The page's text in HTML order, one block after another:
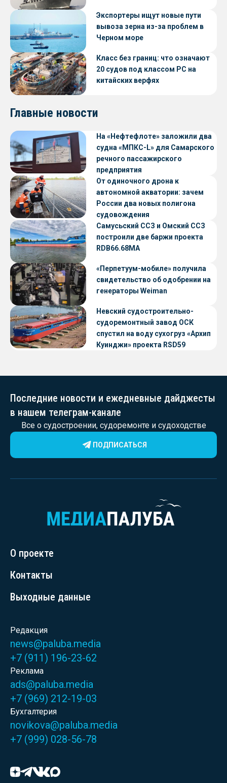
Экспортеры ищут новые пути
вывоза зерна из-за проблем в
Черном море
Класс без границ: что означают
20 судов под классом РС на
китайских верфях
Главные новости
На «Нефтефлоте» заложили два
судна «МПКС-L» для Самарского
речного пассажирского
предприятия
От одиночного дрона к
автономной акватории: зачем
России два новых полигона
судовождения
Самусьский ССЗ и Омский ССЗ
построили две баржи проекта
RDB66.68МА
«Перпетуум-мобиле» получила
свидетельство об одобрении на
генераторы Weiman
Невский судостроительно-
судоремонтный завод ОСК
спустил на воду сухогруз «Архип
Куинджи» проекта RSD59
Последние новости и ежедневные дайджесты
в нашем телеграм-канале
Все о судостроении, судоремонте и судоходстве
ПОДПИСАТЬСЯ
О проекте
Контакты
Выходные данные
Редакция
news@paluba.media
+7 (911) 196-23-62
Реклама
ads@paluba.media
+7 (969) 212-19-03
Бухгалтерия
novikova@paluba.media
+7 (999) 028-56-78